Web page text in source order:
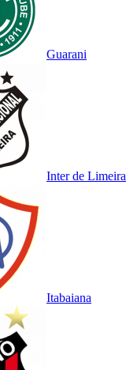
Guarani
Inter de Limeira
Itabaiana